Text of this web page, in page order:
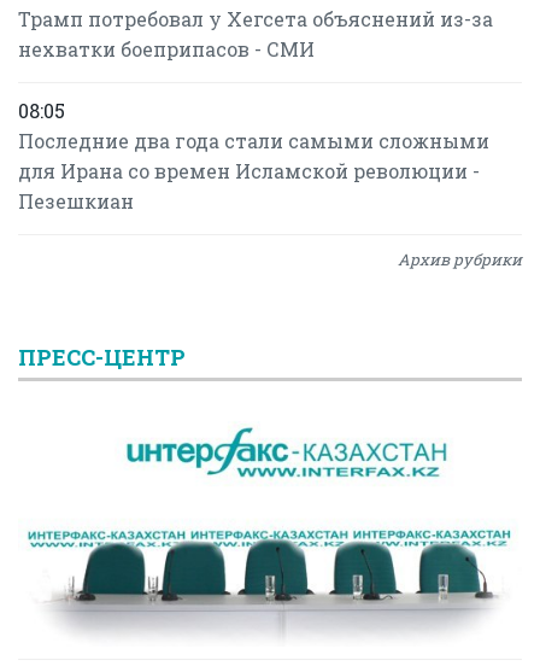
Трамп потребовал у Хегсета объяснений из-за
нехватки боеприпасов - СМИ
08:05
Последние два года стали самыми сложными
для Ирана со времен Исламской революции -
Пезешкиан
Архив рубрики
ПРЕСС-ЦЕНТР